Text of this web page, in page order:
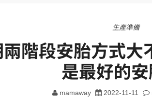
生產準備
階段安胎方式大
是最好的
mamaway 2022-11-11